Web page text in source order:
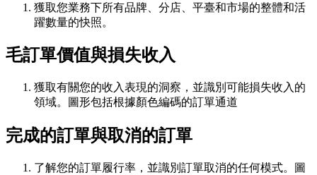
獲取您業務下所有品牌、分店、平臺和市場的整體和活
躍數量的快照。
毛訂單價值與損失收入
獲取有關您的收入表現的洞察，並識別可能損失收入的
領域。圖形包括根據顏色編碼的訂單通道
完成的訂單與取消的訂單
了解您的訂單履行率，並識別訂單取消的任何模式。圖